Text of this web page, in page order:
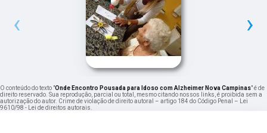
‹ ›
O conteúdo do texto "Onde Encontro Pousada para Idoso com Alzheimer Nova Campinas" é de
direito reservado. Sua reprodução, parcial ou total, mesmo citando nossos links, é proibida sem a
autorização do autor. Crime de violação de direito autoral – artigo 184 do Código Penal – Lei
9610/98 - Lei de direitos autorais.